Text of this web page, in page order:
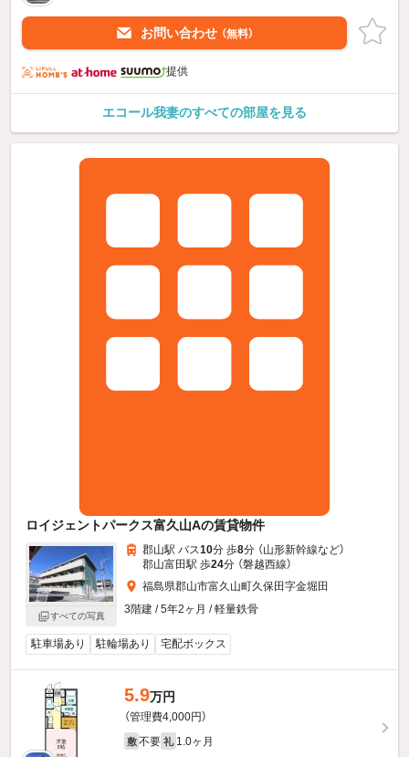
お問い合わせ （無料）
提供
エコール我妻のすべての部屋を見る
ロイジェントパークス富久山Aの賃貸物件
すべての写真
郡山駅 バス10分 歩8分 （山形新幹線など）
郡山富田駅 歩24分 （磐越西線）
福島県郡山市富久山町久保田字金堀田
3階建 / 5年2ヶ月 / 軽量鉄骨
駐車場あり 駐輪場あり 宅配ボックス
5.9万円
（管理費4,000円）
敷 不要 礼 1.0ヶ月